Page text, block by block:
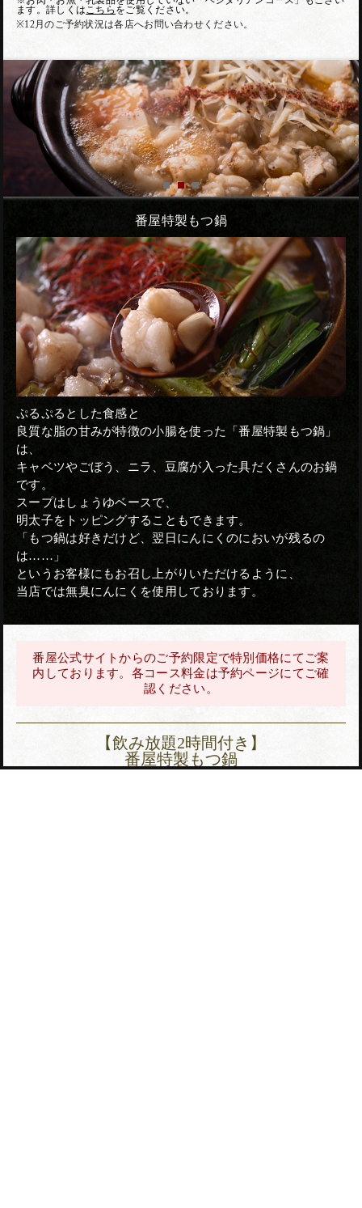
ます。詳しくはこちら をご覧ください。
※12月のご予約状況は各店へお問い合わせください。
番屋特製もつ鍋
ぷるぷるとした食感と
良質な脂の甘みが特徴の小腸を使った「番屋特製もつ鍋」
は、
キャベツやごぼう、ニラ、豆腐が入った具だくさんのお鍋
です。
スープはしょうゆベースで、
明太子をトッピングすることもできます。
「もつ鍋は好きだけど、翌日にんにくのにおいが残るの
は……」
というお客様にもお召し上がりいただけるように、
当店では無臭にんにくを使用しております。
番屋公式サイトからのご予約限定で特別価格にてご案
内しております。各コース料金は予約ページにてご確
認ください。
【飲み放題2時間付き】
番屋特製もつ鍋